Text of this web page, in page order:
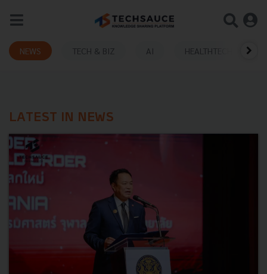
NEWS TECH & BIZ AI HEALTHTECH
LATEST IN NEWS